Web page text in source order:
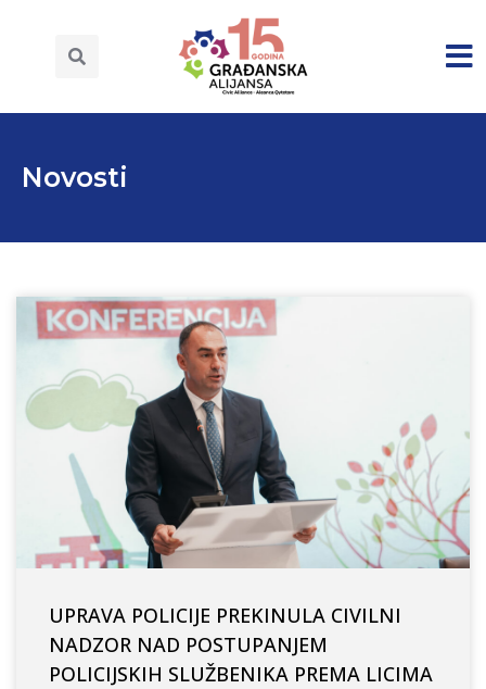
Novosti
UPRAVA POLICIJE PREKINULA CIVILNI
NADZOR NAD POSTUPANJEM
POLICIJSKIH SLUŽBENIKA PREMA LICIMA